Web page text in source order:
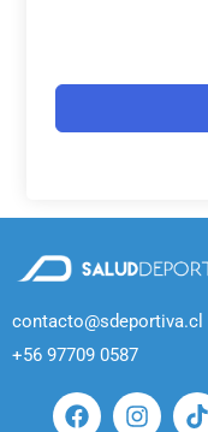
contacto@sdeportiva.cl
+56 97709 0587